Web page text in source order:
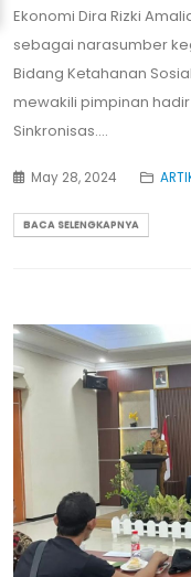
Ekonomi Dira Rizki
sebagai narasumber
Bidang Ketahanan
mewakili pimpinan
Sinkronisas....
May 28, 2024
BACA SELENGKAPNYA